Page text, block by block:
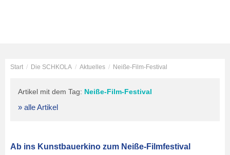
Start / Die SCHKOLA / Aktuelles / Neiße-Film-Festival
Artikel mit dem Tag: Neiße-Film-Festival
» alle Artikel
Ab ins Kunstbauerkino zum Neiße-Filmfestival